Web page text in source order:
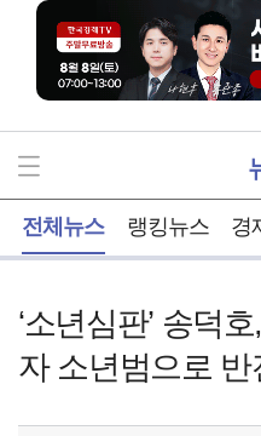
전체뉴스 랭킹뉴스 경
‘소년심판’ 송덕
자 소년범으로 반